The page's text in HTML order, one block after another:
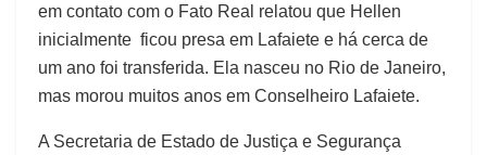
em contato com o Fato Real relatou que Hellen
inicialmente ficou presa em Lafaiete e há cerca de
um ano foi transferida. Ela nasceu no Rio de Janeiro,
mas morou muitos anos em Conselheiro Lafaiete.
A Secretaria de Estado de Justiça e Segurança